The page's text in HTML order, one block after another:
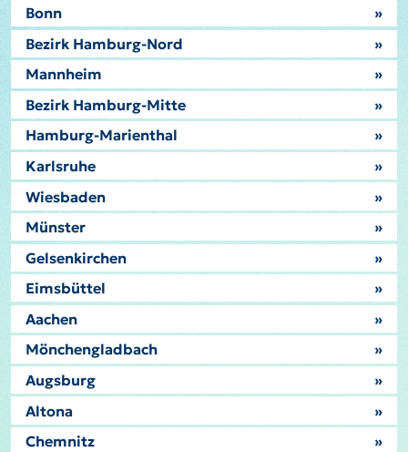
Bonn
»
Bezirk Hamburg-Nord
»
Mannheim
»
Bezirk Hamburg-Mitte
»
Hamburg-Marienthal
»
Karlsruhe
»
Wiesbaden
»
Münster
»
Gelsenkirchen
»
Eimsbüttel
»
Aachen
»
Mönchengladbach
»
Augsburg
»
Altona
»
Chemnitz
»